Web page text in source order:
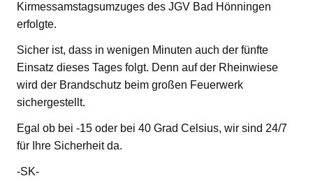
Kirmessamstagsumzuges des JGV Bad Hönningen
erfolgte.
Sicher ist, dass in wenigen Minuten auch der fünfte
Einsatz dieses Tages folgt. Denn auf der Rheinwiese
wird der Brandschutz beim großen Feuerwerk
sichergestellt.
Egal ob bei -15 oder bei 40 Grad Celsius, wir sind 24/7
für Ihre Sicherheit da.
-SK-